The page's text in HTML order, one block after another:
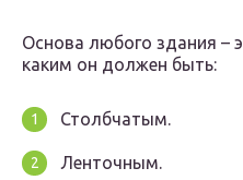
Основа любого здания –
каким он должен быть:
Столбчатым.
Ленточным.